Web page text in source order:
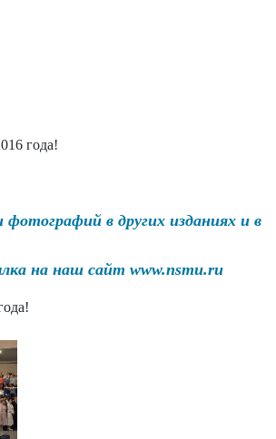
года!
фотографий в других изданиях и в
на наш сайт www.nsmu.ru